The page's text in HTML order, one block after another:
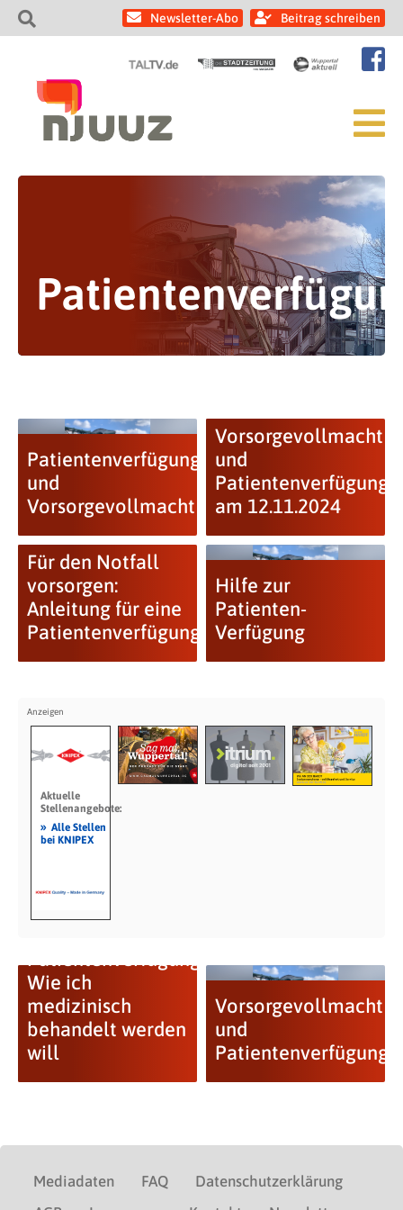
Newsletter-Abo Beitrag schreiben
Patientenverfügung
und
Vorsorgevollmacht
Vorsorgevollmacht
und
Patientenverfügung
am 12.11.2024
Für den Notfall
vorsorgen:
Anleitung für eine
Patientenverfügung
Hilfe zur
Patienten-
Verfügung
Aktuelle
Stellenangebote:
» Alle Stellen
bei KNIPEX
Wie ich
medizinisch
behandelt werden
will
Vorsorgevollmacht
und
Patientenverfügung
Mediadaten FAQ
Datenschutzerklärung